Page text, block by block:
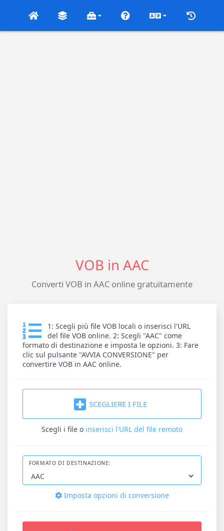
VOB in AAC
Converti VOB in AAC online gratuitamente
1: Scegli più file VOB locali o inserisci l'URL
del file VOB online. 2: Scegli "AAC" come
formato di destinazione e imposta le opzioni. 3: Fare
clic sul pulsante "AVVIA CONVERSIONE" per
convertire VOB in AAC online.
SCEGLIERE I FILE
Scegli i file o inserisci l'URL del file remoto
FORMATO DI DESTINAZIONE:
Imposta opzioni di conversione